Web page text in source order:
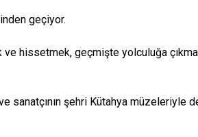
geçiyor.
ve hissetmek, geçmişte yolculuğa
sanatçının şehri Kütahya müzeleriyle